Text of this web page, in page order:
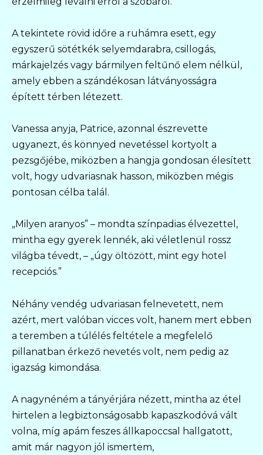
A tekintete rövid időre a ruhámra esett, egy
egyszerű sötétkék selyemdarabra, csillogás,
márkajelzés vagy bármilyen feltűnő elem nélkül,
amely ebben a szándékosan látványosságra
épített térben létezett.
Vanessa anyja, Patrice, azonnal észrevette
ugyanezt, és könnyed nevetéssel kortyolt a
pezsgőjébe, miközben a hangja gondosan élesített
volt, hogy udvariasnak hasson, miközben mégis
pontosan célba talál.
„Milyen aranyos” – mondta színpadias élvezettel,
mintha egy gyerek lennék, aki véletlenül rossz
világba tévedt, – „úgy öltözött, mint egy hotel
recepciós.”
Néhány vendég udvariasan felnevetett, nem
azért, mert valóban vicces volt, hanem mert ebben
a teremben a túlélés feltétele a megfelelő
pillanatban érkező nevetés volt, nem pedig az
igazság kimondása.
A nagynéném a tányérjára nézett, mintha az étel
hirtelen a legbiztonságosabb kapaszkodóvá vált
volna, míg apám feszes állkapoccsal hallgatott,
amit már nagyon jól ismertem,